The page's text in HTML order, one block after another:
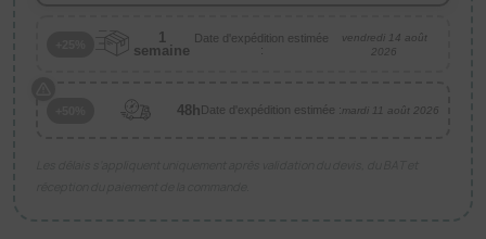
1
semaine
Date d'expédition estimée
:
vendredi 14 août
2026
48h Date d'expédition estimée :mardi 11 août 2026